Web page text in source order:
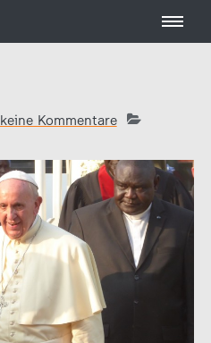
keine Kommentare